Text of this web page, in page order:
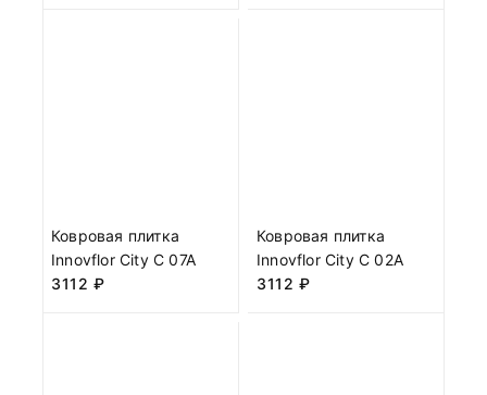
Ковровая плитка
Innovflor City C 07A
3112 ₽
Ковровая плитка
Innovflor City C 02A
3112 ₽